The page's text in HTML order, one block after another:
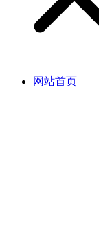
网站首页